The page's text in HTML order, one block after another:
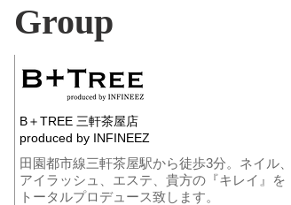
Group
田園都市線三軒茶屋駅から徒歩3分。ネイル、
アイラッシュ、エステ、貴方の『キレイ』を
トータルプロデュース致します。
B＋TREE 三軒茶屋店
produced by INFINEEZ